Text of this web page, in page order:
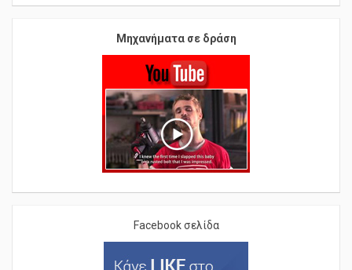
Μηχανήματα σε δράση
Facebook σελίδα